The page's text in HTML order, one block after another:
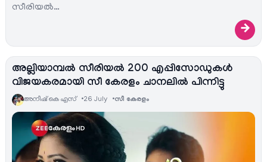
സീരിയല്‍…
→
അല്ലിയാമ്പല്‍ സീരിയല്‍ 200 എപ്പിസോഡുകള്‍
വിജയകരമായി സീ കേരളം ചാനലില്‍ പിന്നിട്ടു
അനീഷ്‌ കെ എസ് 26 July സീ കേരളം